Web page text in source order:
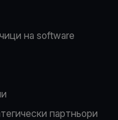
на software
партньори